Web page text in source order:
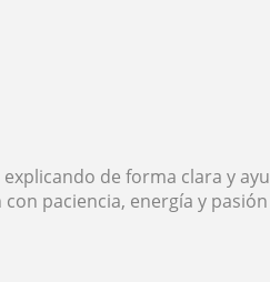
de forma clara y
paciencia, energía y